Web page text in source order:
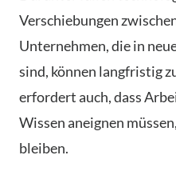
Verschiebungen
Unternehmen, die in
sind, können langfristig
erfordert auch, dass
Wissen aneignen
bleiben.